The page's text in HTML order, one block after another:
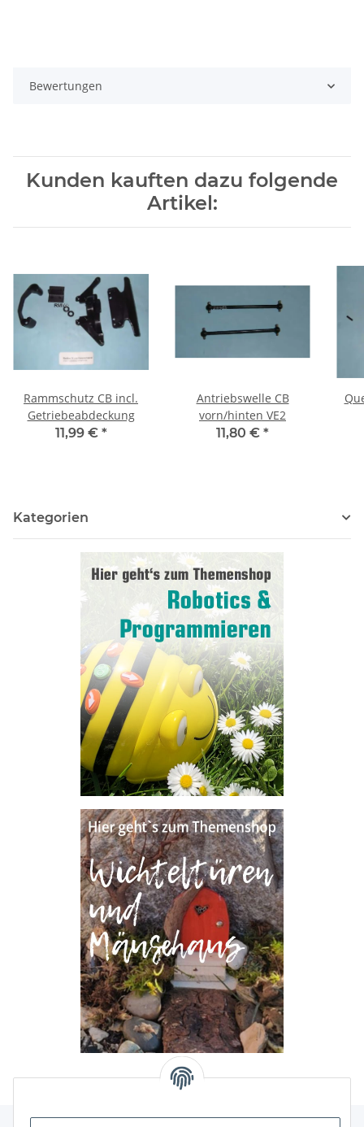
Bewertungen
Kunden kauften dazu folgende
Artikel:
Rammschutz CB incl.
Getriebeabdeckung
11,99 € *
Antriebswelle CB
vorn/hinten VE2
11,80 € *
Kategorien